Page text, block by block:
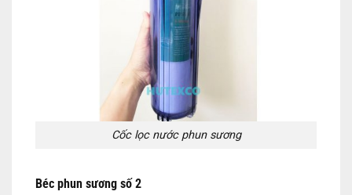
Cốc lọc nước phun sương
Béc phun sương số 2